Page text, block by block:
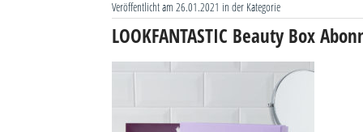
Veröffentlicht am 26.01.2021 in der Kategorie
LOOKFANTASTIC Beauty Box